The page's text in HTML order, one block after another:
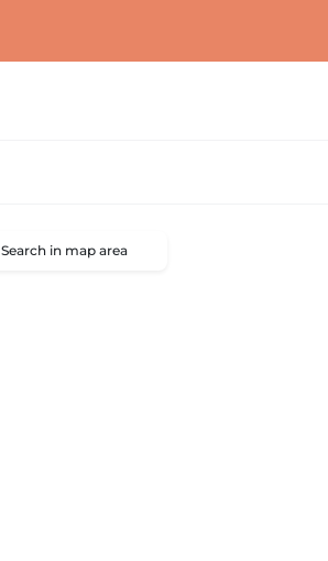
Search in map area